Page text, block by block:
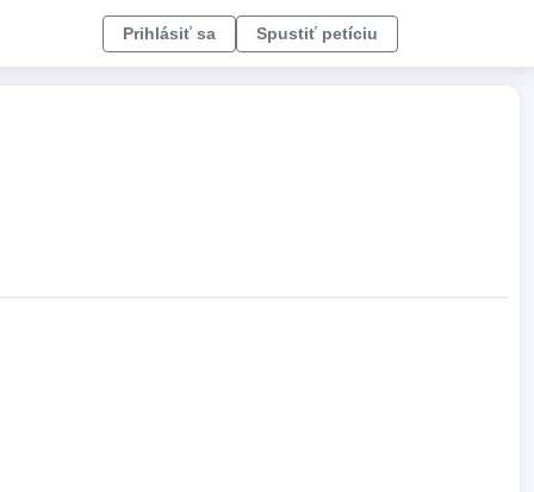
Prihlásiť sa Spustiť petíciu